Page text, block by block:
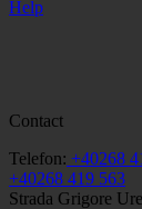
Help
Contact
Telefon: +40268
+40268 419 563
Strada Grigore